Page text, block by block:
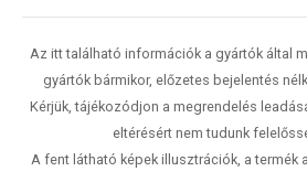
Az itt található információk a gyártók által
gyártók bármikor, előzetes bejelentés
Kérjük, tájékozódjon a megrendelés
eltérésért nem tudunk
A fent látható képek illusztrációk, a termék